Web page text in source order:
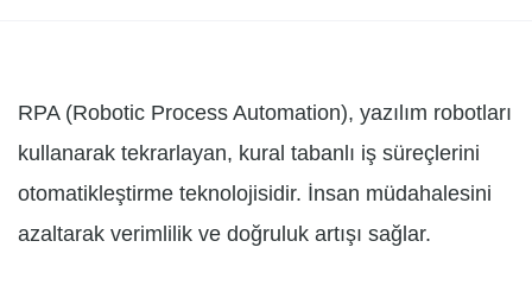
RPA (Robotic Process Automation), yazılım robotları
kullanarak tekrarlayan, kural tabanlı iş süreçlerini
otomatikleştirme teknolojisidir. İnsan müdahalesini
azaltarak verimlilik ve doğruluk artışı sağlar.